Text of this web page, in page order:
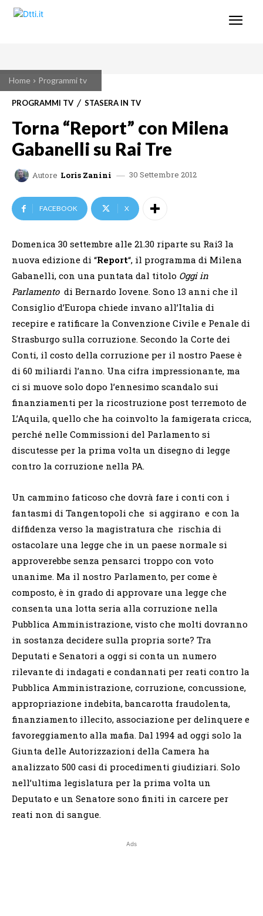
Home Programmi tv
PROGRAMMI TV STASERA IN TV
Torna “Report” con Milena
Gabanelli su Rai Tre
Autore Loris Zanini 30 Settembre 2012
FACEBOOK X
Domenica 30 settembre alle 21.30 riparte su Rai3 la
nuova edizione di “Report“, il programma di Milena
Gabanelli, con una puntata dal titolo Oggi in
Parlamento di Bernardo Iovene. Sono 13 anni che il
Consiglio d’Europa chiede invano all’Italia di
recepire e ratificare la Convenzione Civile e Penale di
Strasburgo sulla corruzione. Secondo la Corte dei
Conti, il costo della corruzione per il nostro Paese è
di 60 miliardi l’anno. Una cifra impressionante, ma
ci si muove solo dopo l’ennesimo scandalo sui
finanziamenti per la ricostruzione post terremoto de
L’Aquila, quello che ha coinvolto la famigerata cricca,
perché nelle Commissioni del Parlamento si
discutesse per la prima volta un disegno di legge
contro la corruzione nella PA.
Un cammino faticoso che dovrà fare i conti con i
fantasmi di Tangentopoli che si aggirano e con la
diffidenza verso la magistratura che rischia di
ostacolare una legge che in un paese normale si
approverebbe senza pensarci troppo con voto
unanime. Ma il nostro Parlamento, per come è
composto, è in grado di approvare una legge che
consenta una lotta seria alla corruzione nella
Pubblica Amministrazione, visto che molti dovranno
in sostanza decidere sulla propria sorte? Tra
Deputati e Senatori a oggi si conta un numero
rilevante di indagati e condannati per reati contro la
Pubblica Amministrazione, corruzione, concussione,
appropriazione indebita, bancarotta fraudolenta,
finanziamento illecito, associazione per delinquere e
favoreggiamento alla mafia. Dal 1994 ad oggi solo la
Giunta delle Autorizzazioni della Camera ha
analizzato 500 casi di procedimenti giudiziari. Solo
nell’ultima legislatura per la prima volta un
Deputato e un Senatore sono finiti in carcere per
reati non di sangue.
Ads